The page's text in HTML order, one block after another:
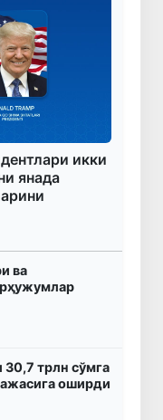
икки
янада
ва
трлн сўмга
оширди